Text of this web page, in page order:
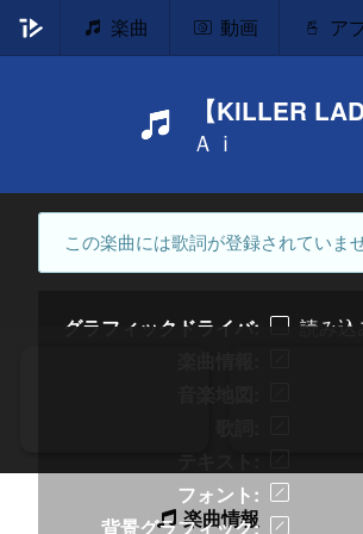
楽曲 動画 ア
【KiLLER
Ａｉ
この楽曲には歌詞が登録されていませ
グラフィックドライバ
読み込
フォント
背景グラフィック
楽曲情報